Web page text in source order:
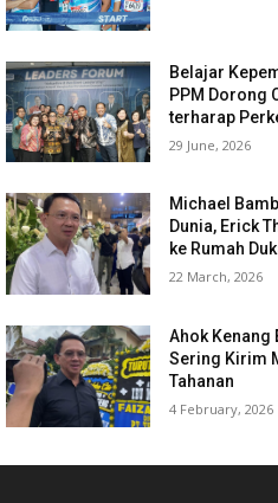
Belajar
PPM Dorong
terharap
29 June, 2026
Michael
Dunia, Erick
ke Rumah
22 March, 2026
Ahok Kenang
Sering Kirim
Tahanan
4 February, 2026